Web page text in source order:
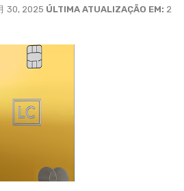
30, 2025 ÚLTIMA ATUALIZAÇÃO EM: 2